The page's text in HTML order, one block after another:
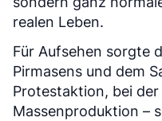
realen Leben.
Für Aufsehen sorgte
Pirmasens und dem
Protestaktion, bei
Massenproduktion –